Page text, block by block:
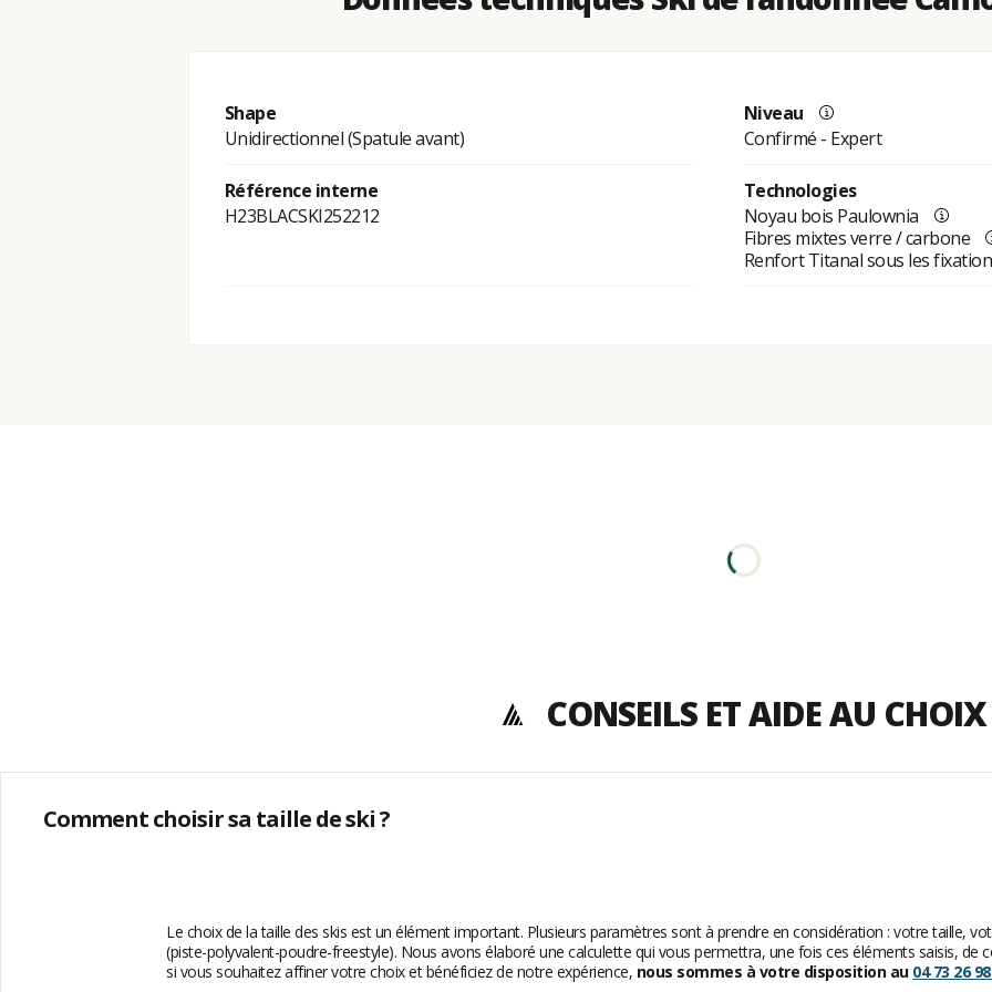
Shape
Unidirectionnel (Spatule avant)
Niveau
Confirmé - Expert
Référence interne
H23BLACSKI252212
Technologies
Noyau bois Paulownia
Fibres mixtes verre / carbone
Renfort Titanal sous les
CONSEILS ET AIDE AU CHOIX
Comment choisir sa taille de ski ?
Le choix de la taille des skis est un élément important. Plusieurs paramètres sont à prendre en considération : votre taille,
(piste-polyvalent-poudre-freestyle). Nous avons élaboré une calculette qui vous permettra, une fois ces éléments saisis, de
si vous souhaitez affiner votre choix et bénéficiez de notre expérience, nous sommes à votre disposition au 04 73 26